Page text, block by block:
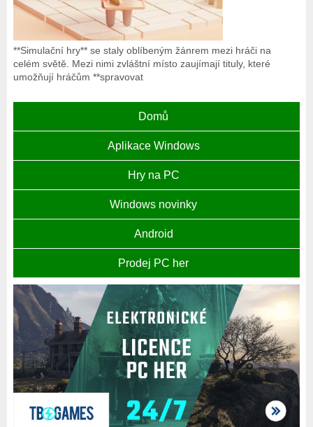
**Simulační hry** se staly oblíbeným žánrem mezi hráči na
celém světě. Mezi nimi zvláštní místo zaujímají tituly, které
umožňují hráčům **spravovat
Domů
Aplikace Windows
Hry na PC
Windows novinky
Android
Prodej PC her